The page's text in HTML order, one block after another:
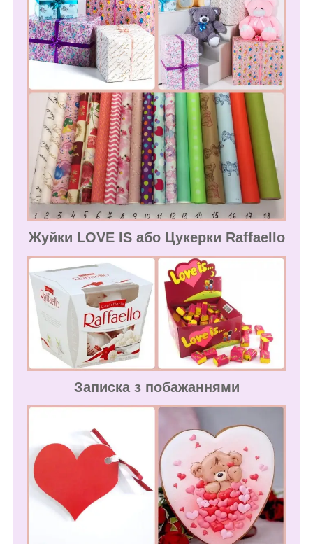
Жуйки LOVE IS або Цукерки Raffaello
Записка з побажаннями